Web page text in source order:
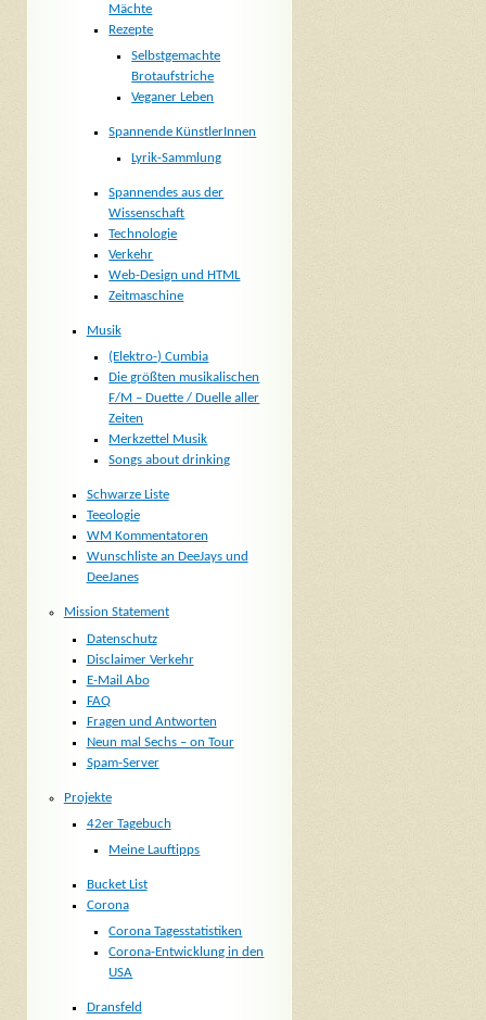
Mächte
Rezepte
Selbstgemachte
Brotaufstriche
Veganer Leben
Spannende KünstlerInnen
Lyrik-Sammlung
Spannendes aus der
Wissenschaft
Technologie
Verkehr
Web-Design und HTML
Zeitmaschine
Musik
(Elektro-) Cumbia
Die größten musikalischen
F/M – Duette / Duelle aller
Zeiten
Merkzettel Musik
Songs about drinking
Schwarze Liste
Teeologie
WM Kommentatoren
Wunschliste an DeeJays und
DeeJanes
Mission Statement
Datenschutz
Disclaimer Verkehr
E-Mail Abo
FAQ
Fragen und Antworten
Neun mal Sechs – on Tour
Spam-Server
Projekte
42er Tagebuch
Meine Lauftipps
Bucket List
Corona
Corona Tagesstatistiken
Corona-Entwicklung in den
USA
Dransfeld